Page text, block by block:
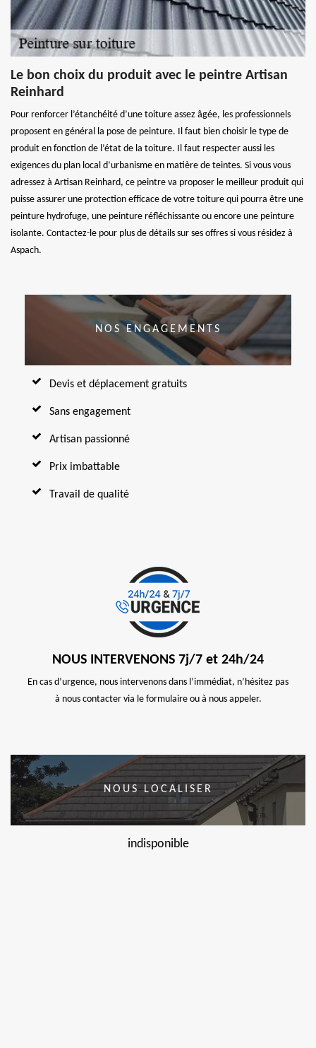
Le bon choix du produit avec le peintre Artisan
Reinhard
Pour renforcer l’étanchéité d’une toiture assez âgée, les professionnels
proposent en général la pose de peinture. Il faut bien choisir le type de
produit en fonction de l’état de la toiture. Il faut respecter aussi les
exigences du plan local d’urbanisme en matière de teintes. Si vous vous
adressez à Artisan Reinhard, ce peintre va proposer le meilleur produit qui
puisse assurer une protection efficace de votre toiture qui pourra être une
peinture hydrofuge, une peinture réfléchissante ou encore une peinture
isolante. Contactez-le pour plus de détails sur ses offres si vous résidez à
Aspach.
NOS ENGAGEMENTS
Devis et déplacement gratuits
Sans engagement
Artisan passionné
Prix imbattable
Travail de qualité
NOUS INTERVENONS 7j/7 et 24h/24
En cas d’urgence, nous intervenons dans l’immédiat, n’hésitez pas
à nous contacter via le formulaire ou à nous appeler.
NOUS LOCALISER
indisponible